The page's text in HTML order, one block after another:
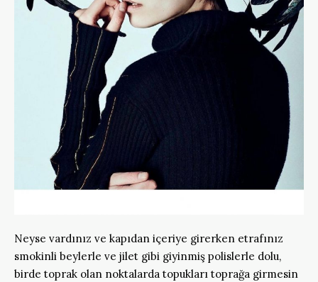
Neyse vardınız ve kapıdan içeriye girerken etrafınız
smokinli beylerle ve jilet gibi giyinmiş polislerle dolu,
birde toprak olan noktalarda topukları toprağa girmesin